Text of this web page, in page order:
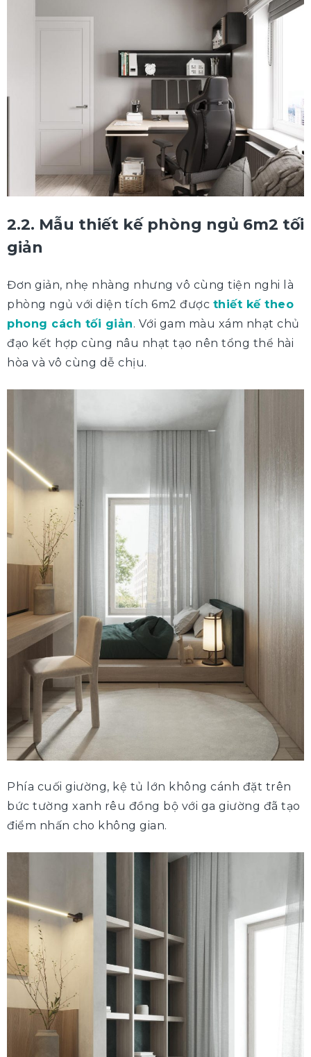
2.2. Mẫu thiết kế phòng ngủ 6m2 tối
giản
Đơn giản, nhẹ nhàng nhưng vô cùng tiện nghi là
phòng ngủ với diện tích 6m2 được thiết kế theo
phong cách tối giản. Với gam màu xám nhạt chủ
đạo kết hợp cùng nâu nhạt tạo nên tổng thể hài
hòa và vô cùng dễ chịu.
Phía cuối giường, kệ tủ lớn không cánh đặt trên
bức tường xanh rêu đồng bộ với ga giường đã tạo
điểm nhấn cho không gian.